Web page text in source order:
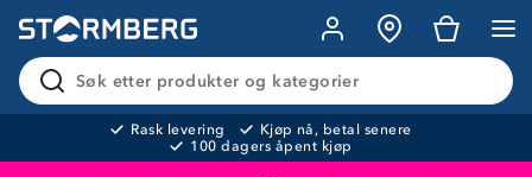
Søk etter produkter og kategorier
Rask levering
Kjøp nå, betal senere
100 dagers åpent kjøp